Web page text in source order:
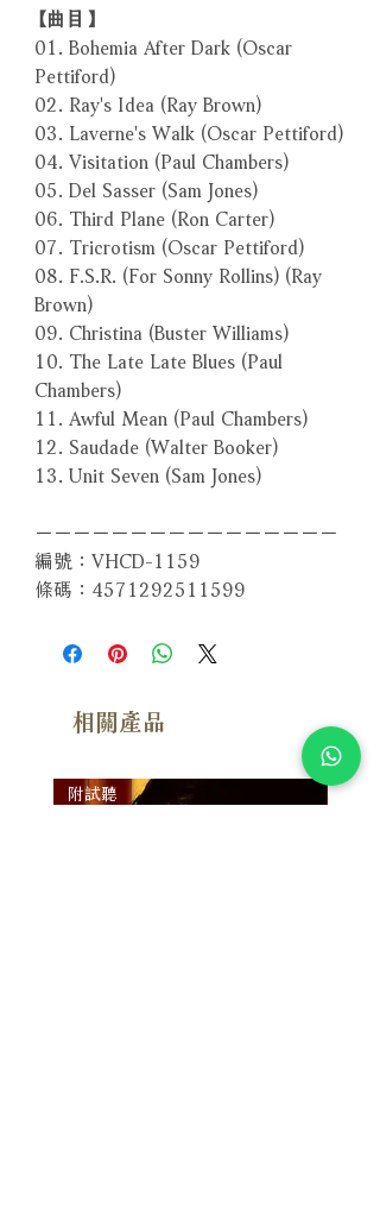
【曲目】
01. Bohemia After Dark (Oscar
Pettiford)
02. Ray's Idea (Ray Brown)
03. Laverne's Walk (Oscar Pettiford)
04. Visitation (Paul Chambers)
05. Del Sasser (Sam Jones)
06. Third Plane (Ron Carter)
07. Tricrotism (Oscar Pettiford)
08. F.S.R. (For Sonny Rollins) (Ray
Brown)
09. Christina (Buster Williams)
10. The Late Late Blues (Paul
Chambers)
11. Awful Mean (Paul Chambers)
12. Saudade (Walter Booker)
13. Unit Seven (Sam Jones)
－－－－－－－－－－－－－－－－
編號：VHCD-1159
條碼：4571292511599
相關產品
附試聽 附試聽